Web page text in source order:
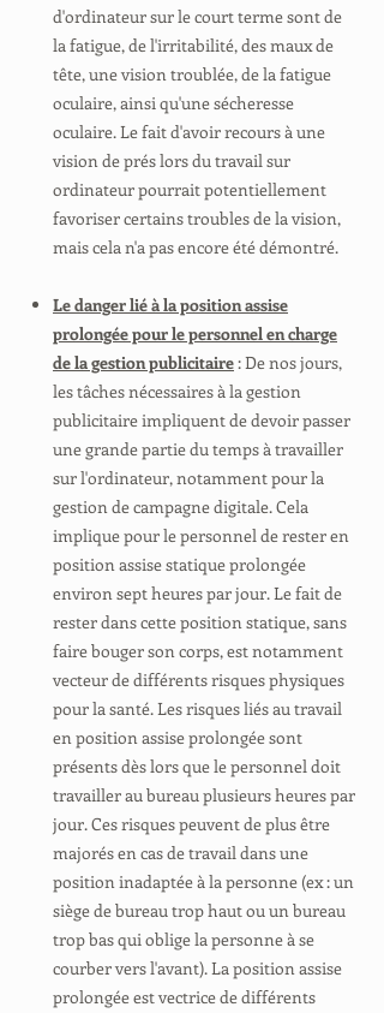
d'ordinateur sur le court terme sont de
la fatigue, de l'irritabilité, des maux de
tête, une vision troublée, de la fatigue
oculaire, ainsi qu'une sécheresse
oculaire. Le fait d'avoir recours à une
vision de prés lors du travail sur
ordinateur pourrait potentiellement
favoriser certains troubles de la vision,
mais cela n'a pas encore été démontré.
Le danger lié à la position assise
prolongée pour le personnel en charge
de la gestion publicitaire: De nos jours,
les tâches nécessaires à la gestion
publicitaire impliquent de devoir passer
une grande partie du temps à travailler
sur l'ordinateur, notamment pour la
gestion de campagne digitale. Cela
implique pour le personnel de rester en
position assise statique prolongée
environ sept heures par jour. Le fait de
rester dans cette position statique, sans
faire bouger son corps, est notamment
vecteur de différents risques physiques
pour la santé. Les risques liés au travail
en position assise prolongée sont
présents dès lors que le personnel doit
travailler au bureau plusieurs heures par
jour. Ces risques peuvent de plus être
majorés en cas de travail dans une
position inadaptée à la personne (ex : un
siège de bureau trop haut ou un bureau
trop bas qui oblige la personne à se
courber vers l'avant). La position assise
prolongée est vectrice de différents